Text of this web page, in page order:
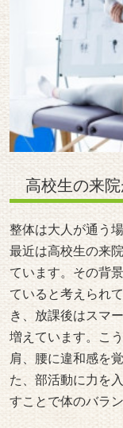
高校生の来
整体は大人が通う
最近は高校生の来
ています。その背
ていると考えられ
き、放課後はスマ
増えています。こ
肩、腰に違和感を
た、部活動に力を
すことで体のバラ